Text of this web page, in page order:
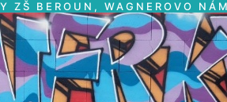
ZŠ BEROUN, WAGNEROVO